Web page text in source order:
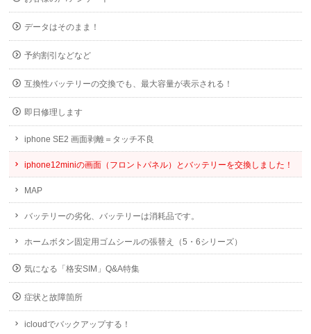
データはそのまま！
予約割引などなど
互換性バッテリーの交換でも、最大容量が表示される！
即日修理します
iphone SE2 画面剥離＝タッチ不良
iphone12miniの画面（フロントパネル）とバッテリーを交換しました！
MAP
バッテリーの劣化、バッテリーは消耗品です。
ホームボタン固定用ゴムシールの張替え（5・6シリーズ）
気になる「格安SIM」Q&A特集
症状と故障箇所
icloudでバックアップする！